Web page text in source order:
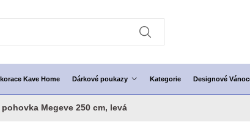
Kave Home Dárkové poukazy Kategorie Designové
Megeve 250 cm, levá